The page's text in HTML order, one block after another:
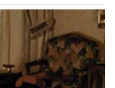
ulaze u jedno od
dolazi – zaslužili ste je.